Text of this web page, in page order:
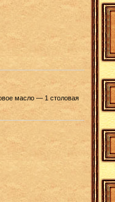
масло — 1 столовая